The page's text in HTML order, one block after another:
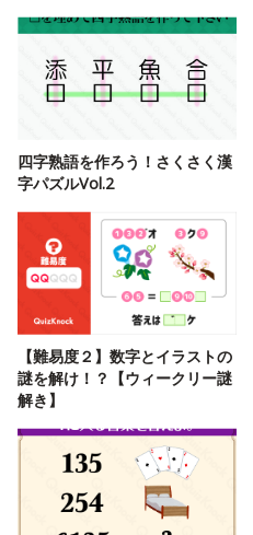
四字熟語を作ろう！さくさく漢
字パズルVol.2
【難易度２】数字とイラストの
謎を解け！？【ウィークリー謎
解き】